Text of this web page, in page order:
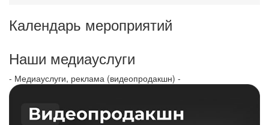
Календарь мероприятий
Наши медиауслуги
- Медиауслуги, реклама (видеопродакшн) -